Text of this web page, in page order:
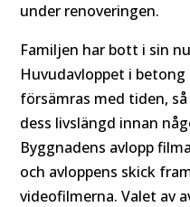
under renoveringen.
Familjen har bott i sin
Huvudavloppet i
försämras med tiden,
dess livslängd innan
Byggnadens avlopp
och avloppens skick
videofilmerna. Valet av